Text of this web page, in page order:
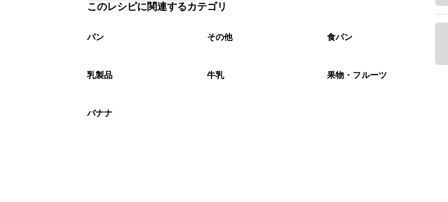
このレシピに関連するカテゴリ
パン その他 食パン
乳製品 牛乳 果物・フルーツ
バナナ